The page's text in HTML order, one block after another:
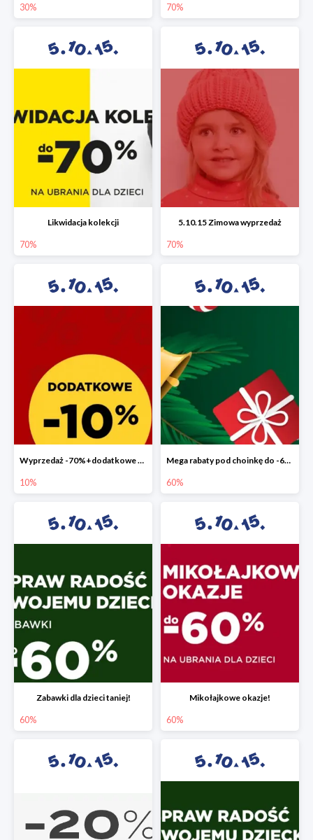
30% 70%
Likwidacja kolekcji
70%
5.10.15 Zimowa wyprzedaż
70%
Wyprzedaż -70%+dodatkowe 10%
10%
Mega rabaty pod choinkę do -60%
60%
Zabawki dla dzieci taniej!
60%
Mikołajkowe okazje!
60%